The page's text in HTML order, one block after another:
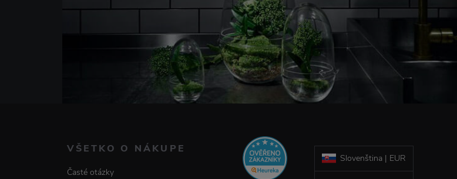
VŠETKO O NÁKUPE
Časté otázky
Slovenština | EUR